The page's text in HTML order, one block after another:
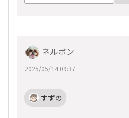
ネルボン
2025/05/14 09:37
すずの